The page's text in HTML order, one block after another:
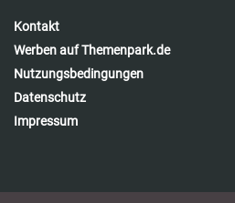
Kontakt
Werben auf Themenpark.de
Nutzungsbedingungen
Datenschutz
Impressum